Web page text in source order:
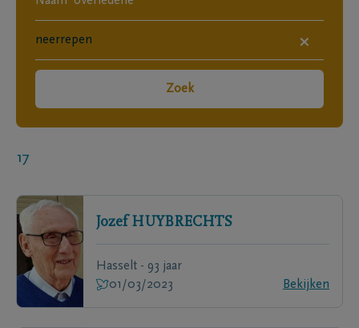
×
Zoek
17
Jozef HUYBRECHTS
Hasselt - 93 jaar
01/03/2023
Bekijken